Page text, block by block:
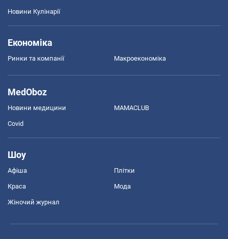
Новини Кулінарії
Економіка
Ринки та компанії Макроекономіка
MedOboz
Новини медицини MAMACLUB
Covid
Шоу
Афіша Плітки
Краса Мода
Жіночий журнал